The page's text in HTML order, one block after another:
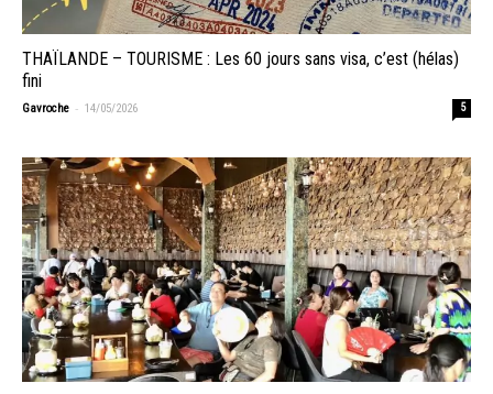
THAÏLANDE – TOURISME : Les 60 jours sans visa, c’est (hélas)
fini
Gavroche - 14/05/2026 5